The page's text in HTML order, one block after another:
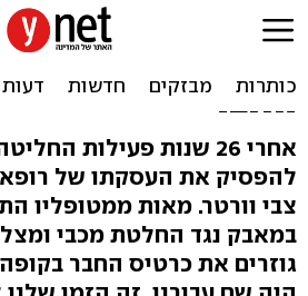
מכבי פיטרו את
- המטופלים גזרו
החבר
אחרי 26 שנות פעילות
להפסיק את העסקתו של
צבי וורטר. מאות ממטופליו
במאבק נגד החלטת מכבי
גוזרים את כרטיס החבר